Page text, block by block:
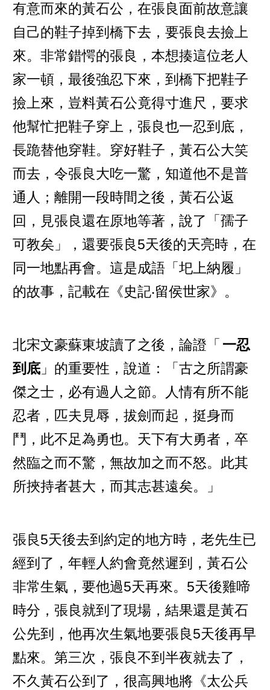
有意而來的黃石公，在張良面前故意讓
自己的鞋子掉到橋下去，要張良去撿上
來。非常錯愕的張良，本想揍這位老人
家一頓，最後強忍下來，到橋下把鞋子
撿上來，豈料黃石公竟得寸進尺，要求
他幫忙把鞋子穿上，張良也一忍到底，
長跪替他穿鞋。穿好鞋子，黃石公大笑
而去，令張良大吃一驚，知道他不是普
通人；離開一段時間之後，黃石公返
回，見張良還在原地等著，說了「孺子
可教矣」，還要張良5天後的天亮時，在
同一地點再會。這是成語「圯上納履」
的故事，記載在《史記‧留侯世家》。
北宋文豪蘇東坡讀了之後，論證「 一忍
到底 」的重要性，說道：「古之所謂豪
傑之士，必有過人之節。人情有所不能
忍者，匹夫見辱，拔劍而起，挺身而
鬥，此不足為勇也。天下有大勇者，卒
然臨之而不驚，無故加之而不怒。此其
所挾持者甚大，而其志甚遠矣。」
張良5天後去到約定的地方時，老先生已
經到了，年輕人約會竟然遲到，黃石公
非常生氣，要他過5天再來。5天後雞啼
時分，張良就到了現場，結果還是黃石
公先到，他再次生氣地要張良5天後再早
點來。第三次，張良不到半夜就去了，
不久黃石公到了，很高興地將《太公兵